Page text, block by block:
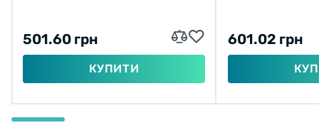
501.60 грн
КУПИТИ
601.02 грн